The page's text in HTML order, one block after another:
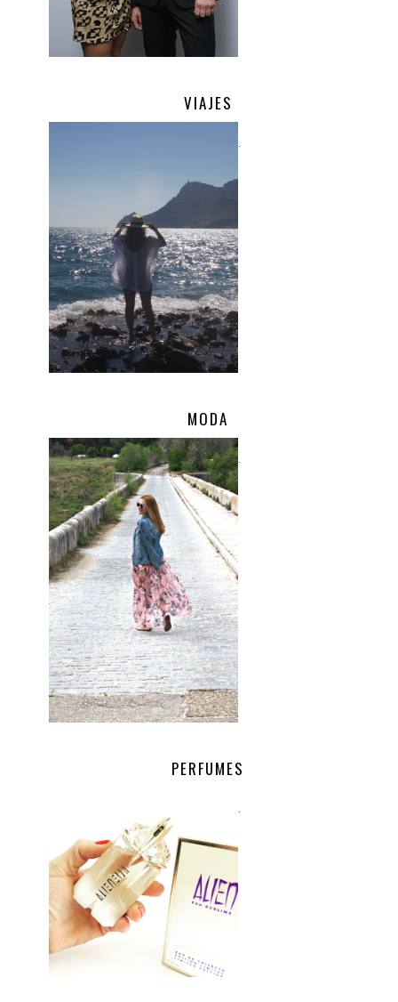
VIAJES
.
MODA
.
PERFUMES
.